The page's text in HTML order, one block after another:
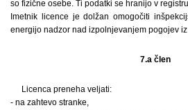
so fizične osebe. Ti podatki se hranijo v
Imetnik licence je dolžan omogočiti
energijo nadzor nad izpolnjevanjem pogojev
7.a člen
Licenca preneha veljati:
- na zahtevo stranke,